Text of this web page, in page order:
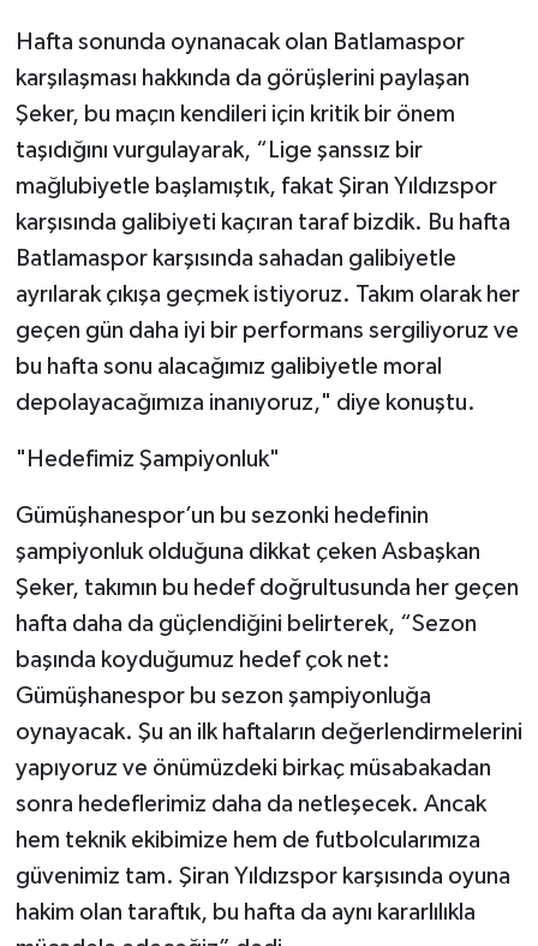
Hafta sonunda oynanacak olan Batlamaspor
karşılaşması hakkında da görüşlerini paylaşan
Şeker, bu maçın kendileri için kritik bir önem
taşıdığını vurgulayarak, “Lige şanssız bir
mağlubiyetle başlamıştık, fakat Şiran Yıldızspor
karşısında galibiyeti kaçıran taraf bizdik. Bu hafta
Batlamaspor karşısında sahadan galibiyetle
ayrılarak çıkışa geçmek istiyoruz. Takım olarak her
geçen gün daha iyi bir performans sergiliyoruz ve
bu hafta sonu alacağımız galibiyetle moral
depolayacağımıza inanıyoruz," diye konuştu.
"Hedefimiz Şampiyonluk"
Gümüşhanespor’un bu sezonki hedefinin
şampiyonluk olduğuna dikkat çeken Asbaşkan
Şeker, takımın bu hedef doğrultusunda her geçen
hafta daha da güçlendiğini belirterek, “Sezon
başında koyduğumuz hedef çok net:
Gümüşhanespor bu sezon şampiyonluğa
oynayacak. Şu an ilk haftaların değerlendirmelerini
yapıyoruz ve önümüzdeki birkaç müsabakadan
sonra hedeflerimiz daha da netleşecek. Ancak
hem teknik ekibimize hem de futbolcularımıza
güvenimiz tam. Şiran Yıldızspor karşısında oyuna
hakim olan taraftık, bu hafta da aynı kararlılıkla